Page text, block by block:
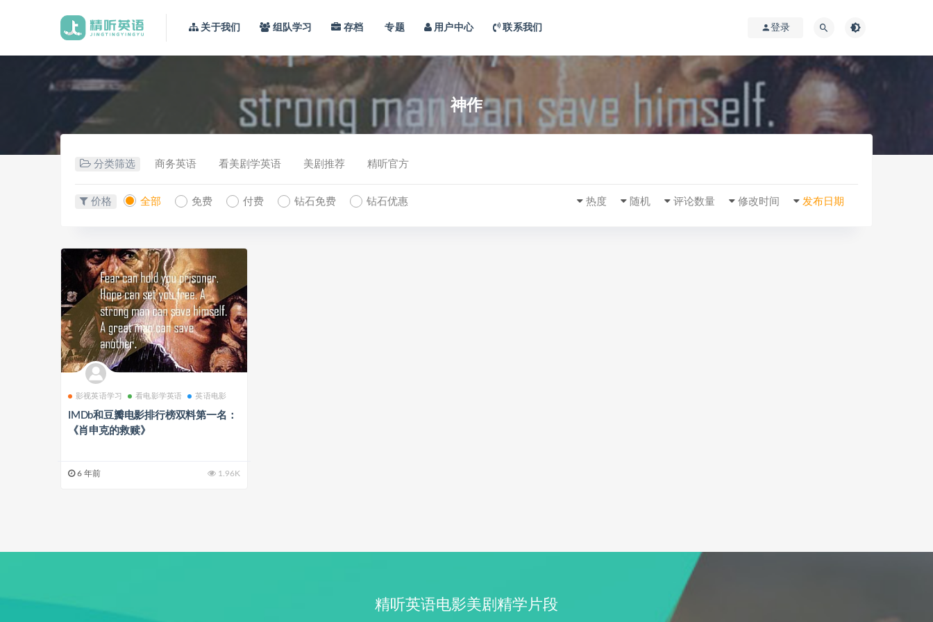
关于我们 组队学习 存档 专题 用户中心 联系我们 登录
神作
分类筛选 商务英语 看美剧学英语 美剧推荐 精听官方
价格 全部 免费 付费 钻石免费 钻石优惠 发布日期
修改时间
评论数量
随机
热度
影视英语学习 看电影学英语 英语电影
IMDb和豆瓣电影排行榜双料第一名：
《肖申克的救赎》
6 年前 1.96K
精听英语电影美剧精学片段